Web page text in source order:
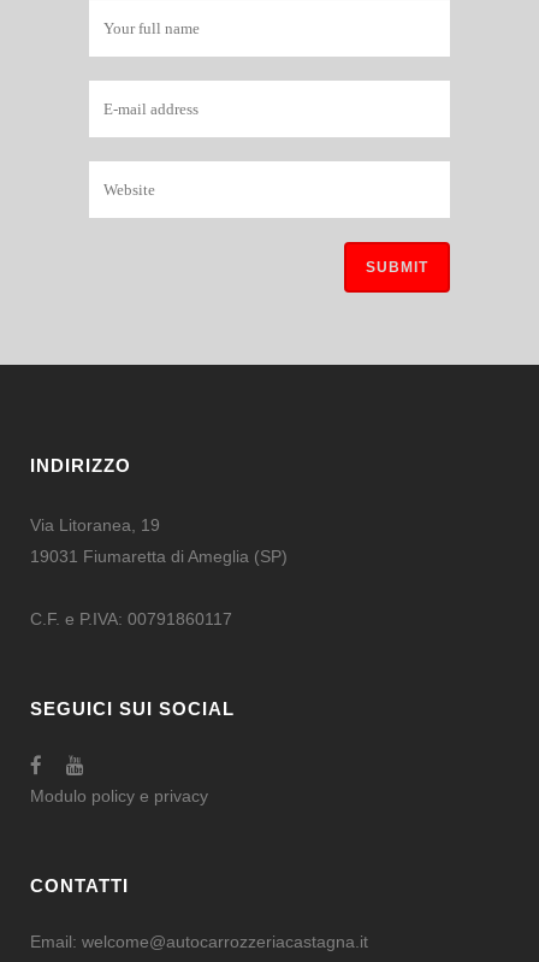
INDIRIZZO
Via Litoranea, 19
19031 Fiumaretta di Ameglia (SP)
C.F. e P.IVA: 00791860117
SEGUICI SUI SOCIAL
Modulo policy e privacy
CONTATTI
Email: welcome@autocarrozzeriacastagna.it